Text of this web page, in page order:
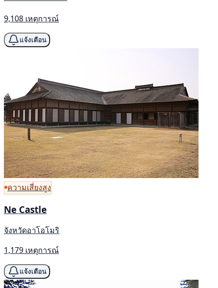
9,108 เหตุการณ์
แจ้งเตือน
ความเสี่ยงสูง
Ne Castle
จังหวัดอาโอโมริ
1,179 เหตุการณ์
แจ้งเตือน